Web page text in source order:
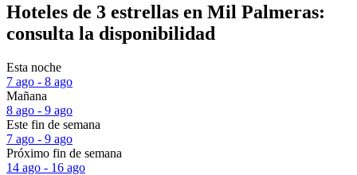
Hoteles de 3 estrellas en Mil Palmeras:
consulta la disponibilidad
Esta noche
7 ago - 8 ago
Mañana
8 ago - 9 ago
Este fin de semana
7 ago - 9 ago
Próximo fin de semana
14 ago - 16 ago